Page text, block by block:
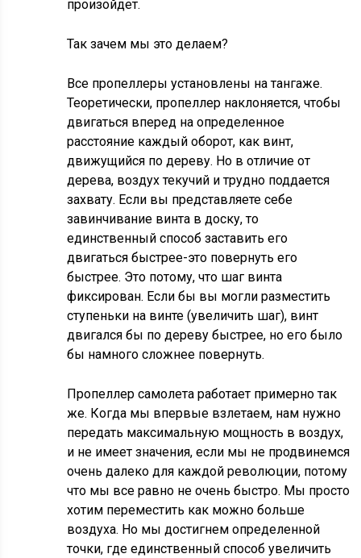
произойдет.
Так зачем мы это делаем?
Все пропеллеры установлены на тангаже.
Теоретически, пропеллер наклоняется, чтобы
двигаться вперед на определенное
расстояние каждый оборот, как винт,
движущийся по дереву. Но в отличие от
дерева, воздух текучий и трудно поддается
захвату. Если вы представляете себе
завинчивание винта в доску, то
единственный способ заставить его
двигаться быстрее-это повернуть его
быстрее. Это потому, что шаг винта
фиксирован. Если бы вы могли разместить
ступеньки на винте (увеличить шаг), винт
двигался бы по дереву быстрее, но его было
бы намного сложнее повернуть.
Пропеллер самолета работает примерно так
же. Когда мы впервые взлетаем, нам нужно
передать максимальную мощность в воздух,
и не имеет значения, если мы не продвинемся
очень далеко для каждой революции, потому
что мы все равно не очень быстро. Мы просто
хотим переместить как можно больше
воздуха. Но мы достигнем определенной
точки, где единственный способ увеличить